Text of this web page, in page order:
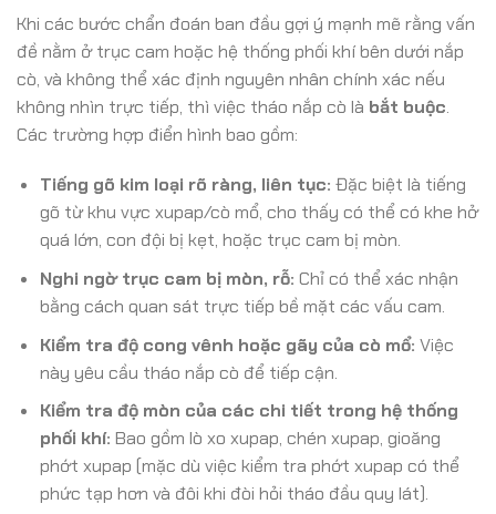
Khi các bước chẩn đoán ban đầu gợi ý mạnh mẽ rằng vấn
đề nằm ở trục cam hoặc hệ thống phối khí bên dưới nắp
cò, và không thể xác định nguyên nhân chính xác nếu
không nhìn trực tiếp, thì việc tháo nắp cò là bắt buộc.
Các trường hợp điển hình bao gồm:
Tiếng gõ kim loại rõ ràng, liên tục: Đặc biệt là tiếng
gõ từ khu vực xupap/cò mổ, cho thấy có thể có khe hở
quá lớn, con đội bị kẹt, hoặc trục cam bị mòn.
Nghi ngờ trục cam bị mòn, rỗ: Chỉ có thể xác nhận
bằng cách quan sát trực tiếp bề mặt các vấu cam.
Kiểm tra độ cong vênh hoặc gãy của cò mổ: Việc
này yêu cầu tháo nắp cò để tiếp cận.
Kiểm tra độ mòn của các chi tiết trong hệ thống
phối khí: Bao gồm lò xo xupap, chén xupap, gioăng
phớt xupap (mặc dù việc kiểm tra phớt xupap có thể
phức tạp hơn và đôi khi đòi hỏi tháo đầu quy lát).